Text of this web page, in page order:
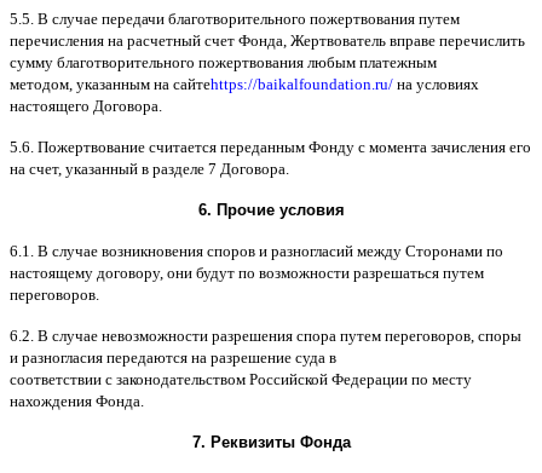
5.5. B случае передачи благотворительного пожертвования путем
перечисления на расчетный счет Фонда, Жертвователь вправе перечислить
сумму благотворительного пожертвования любым платежным
методом, указанным на сайтеhttps://baikalfoundation.ru/ на условиях
настоящего Договора.
5.6. Пожертвование считается переданным Фонду с момента зачисления его
на счет, указанный в разделе 7 Договора.
6. Прочие условия
6.1. B случае возникновения споров и разногласий между Сторонами по
настоящему договору, они будут по возможности разрешаться путем
переговоров.
6.2. B случае невозможности разрешения спора путем переговоров, споры
и разногласия передаются на разрешение суда в
соответствии c законодательством Российской Федерации по месту
нахождения Фонда.
7. Реквизиты Фонда